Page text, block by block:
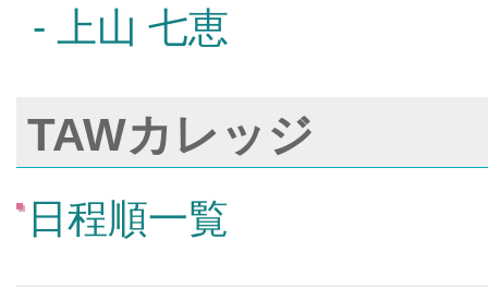
- 上山 七恵
TAWカレッジ
日程順一覧